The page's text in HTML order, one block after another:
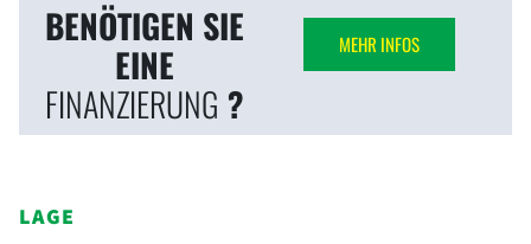
BENÖTIGEN SIE
EINE
FINANZIERUNG ?
MEHR INFOS
LAGE